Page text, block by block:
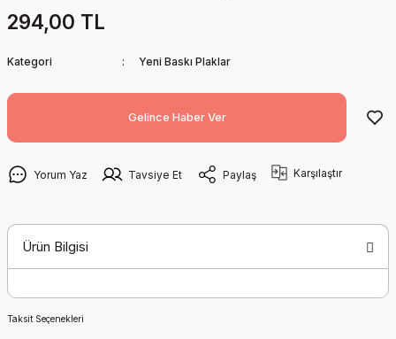
294,00 TL
Kategori Yeni Baskı Plaklar
Gelince Haber Ver
Yorum Yaz Tavsiye Et Paylaş Karşılaştır
Ürün Bilgisi
Taksit Seçenekleri